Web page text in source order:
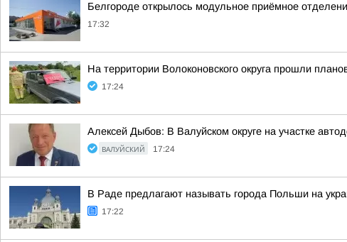
Белгороде открылось модульное приёмное
17:32
На территории Волоконовского округа прошли
17:24
Алексей Дыбов: В Валуйском округе на участке
ВАЛУЙСКИЙ 17:24
В Раде предлагают называть города Польши на
17:22